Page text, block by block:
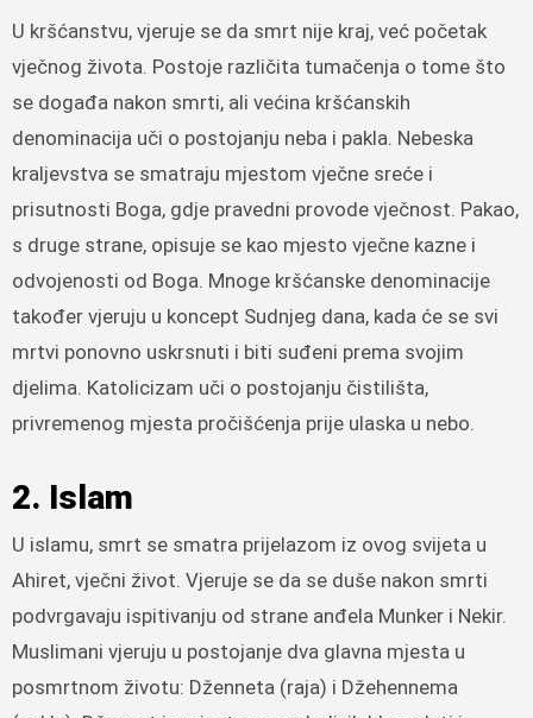
U kršćanstvu, vjeruje se da smrt nije kraj, već početak
vječnog života. Postoje različita tumačenja o tome što
se događa nakon smrti, ali većina kršćanskih
denominacija uči o postojanju neba i pakla. Nebeska
kraljevstva se smatraju mjestom vječne sreće i
prisutnosti Boga, gdje pravedni provode vječnost. Pakao,
s druge strane, opisuje se kao mjesto vječne kazne i
odvojenosti od Boga. Mnoge kršćanske denominacije
također vjeruju u koncept Sudnjeg dana, kada će se svi
mrtvi ponovno uskrsnuti i biti suđeni prema svojim
djelima. Katolicizam uči o postojanju čistilišta,
privremenog mjesta pročišćenja prije ulaska u nebo.
2. Islam
U islamu, smrt se smatra prijelazom iz ovog svijeta u
Ahiret, vječni život. Vjeruje se da se duše nakon smrti
podvrgavaju ispitivanju od strane anđela Munker i Nekir.
Muslimani vjeruju u postojanje dva glavna mjesta u
posmrtnom životu: Dženneta (raja) i Džehennema